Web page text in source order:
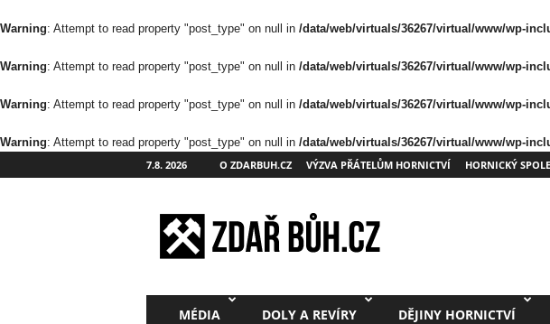
Warning: Attempt to read property "post_type" on null in /data/web/virtuals/36267/virtual/www/wp-
Warning: Attempt to read property "post_type" on null in /data/web/virtuals/36267/virtual/www/wp-
Warning: Attempt to read property "post_type" on null in /data/web/virtuals/36267/virtual/www/wp-
Warning: Attempt to read property "post_type" on null in /data/web/virtuals/36267/virtual/www/wp-
7.8. 2026
O ZDARBUH.CZ VÝZVA PŘÁTELŮM HORNICTVÍ HORNICKÝ
MÉDIA DOLY A REVÍRY DĚJINY HORNICTVÍ